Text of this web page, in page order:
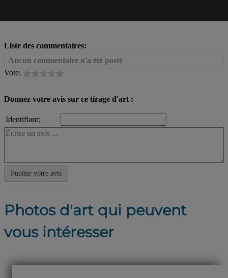
Liste des commentaires:
Aucun commentaire n'a été posté
Vote:
Donnez votre avis sur ce tirage d'art :
Identifiant:
Photos d'art qui peuvent
vous intéresser